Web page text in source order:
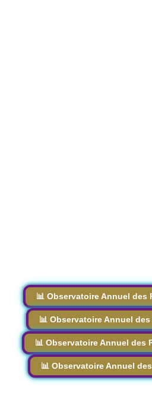
📊 Observatoire Annuel des
📊 Observatoire Annuel
📊 Observatoire Annuel des
📊 Observatoire Annuel